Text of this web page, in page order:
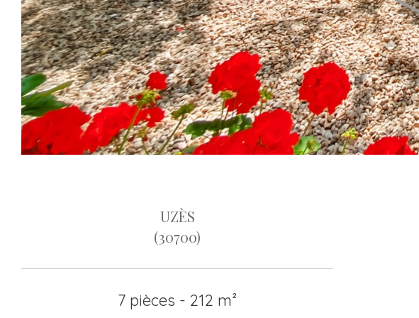
UZÈS
(30700)
7 pièces - 212 m²